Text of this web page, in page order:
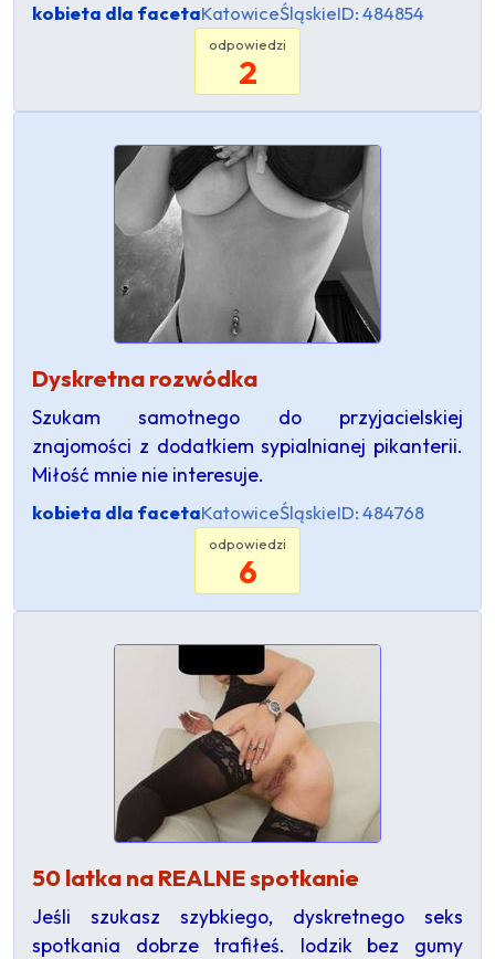
kobieta dla facetaKatowiceŚląskieID: 484854
odpowiedzi
2
Dyskretna rozwódka
Szukam samotnego do przyjacielskiej
znajomości z dodatkiem sypialnianej pikanterii.
Miłość mnie nie interesuje.
kobieta dla facetaKatowiceŚląskieID: 484768
odpowiedzi
6
50 latka na REALNE spotkanie
Jeśli szukasz szybkiego, dyskretnego seks
spotkania dobrze trafiłeś. lodzik bez gumy